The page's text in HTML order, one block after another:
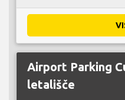
Airport Parking
letališče